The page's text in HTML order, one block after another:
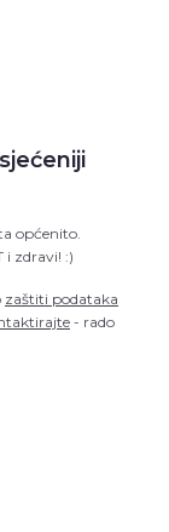
općenito.
i zdravi! :)
zaštiti podataka
- rado